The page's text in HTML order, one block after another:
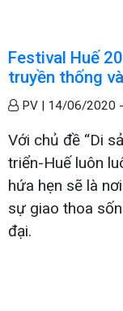
Festival Huế
truyền thống
PV | 14/06/2020
Với chủ đề “Di
triển-Huế luôn
hứa hẹn sẽ là
sự giao thoa
đại.